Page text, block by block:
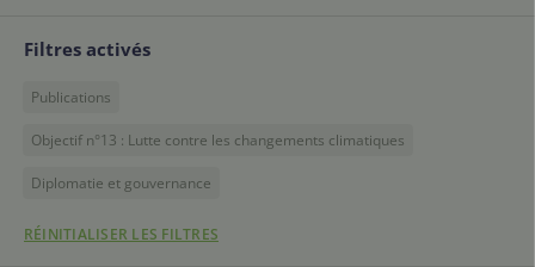
Filtres activés
Publications
Objectif n°13 : Lutte contre les changements climatiques
Diplomatie et gouvernance
RÉINITIALISER LES FILTRES